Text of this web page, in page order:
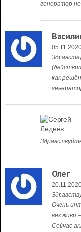
генератор
05.11.2020
как
Олег
20.11.2020
Очень
век живи
Сейчас